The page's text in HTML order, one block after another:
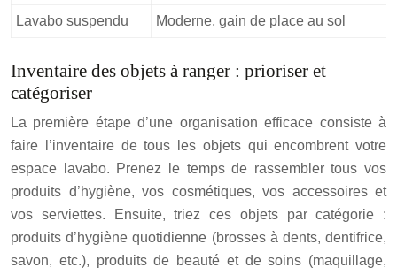
Lavabo suspendu Moderne, gain de place au sol
Inventaire des objets à ranger : prioriser et
catégoriser
La première étape d’une organisation efficace consiste à
faire l’inventaire de tous les objets qui encombrent votre
espace lavabo. Prenez le temps de rassembler tous vos
produits d’hygiène, vos cosmétiques, vos accessoires et
vos serviettes. Ensuite, triez ces objets par catégorie :
produits d’hygiène quotidienne (brosses à dents, dentifrice,
savon, etc.), produits de beauté et de soins (maquillage,